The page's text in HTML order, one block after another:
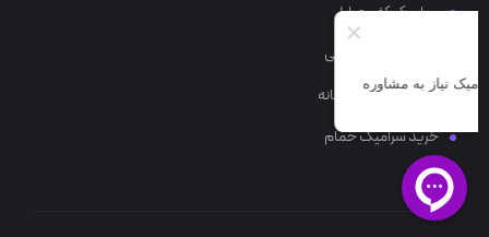
سرامیک کف حیاط
سرامیک کف پذیرایی
سرامیک کف آشپزخانه
خرید سرامیک حمام